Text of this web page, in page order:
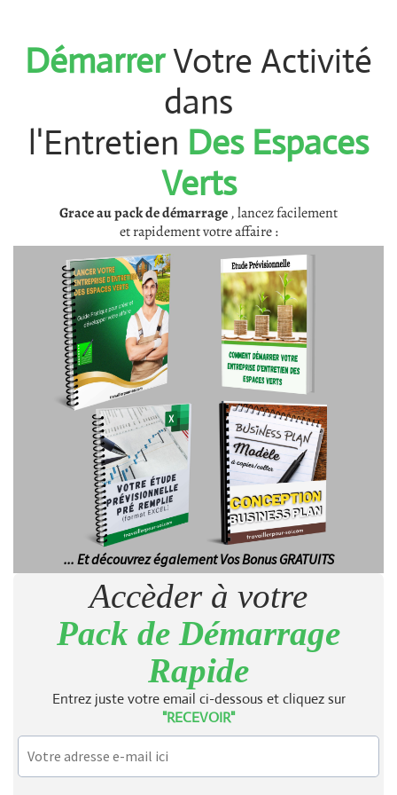
DémarrerVotre Activité
dans
l'Entretien Des Espaces
Verts
Grace au pack de démarrage , lancez facilement
et rapidement votre affaire :
... Et découvrez également Vos Bonus GRATUITS
Accèder à votre
Pack de Démarrage
Rapide
Entrez juste votre email ci-dessous et cliquez sur
"RECEVOIR"